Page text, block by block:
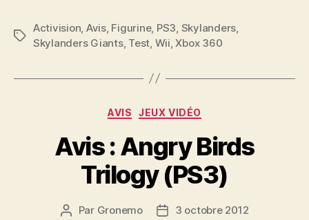
Étiquettes
Activision Avis, Figurine, PS3 Skylanders
Skylanders Giants, Test Wii ,Xbox 360
Catégories
AVIS JEUX VIDÉO
Avis : Angry Birds
Trilogy (PS3)
Auteur
Par Gronemo
Date3 octobre 2012